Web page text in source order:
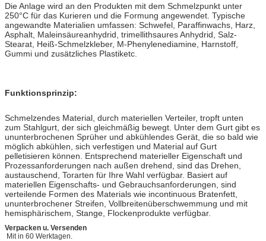
Die Anlage wird an den Produkten mit dem Schmelzpunkt unter
250°C für das Kurieren und die Formung angewendet. Typische
angewandte Materialien umfassen: Schwefel, Paraffinwachs, Harz,
Asphalt, Maleinsäureanhydrid, trimellithsaures Anhydrid, Salz-
Stearat, Heiß-Schmelzkleber, M-Phenylenediamine, Harnstoff,
Gummi und zusätzliches Plastiketc.
Funktionsprinzip:
Schmelzendes Material, durch materiellen Verteiler, tropft unten
zum Stahlgurt, der sich gleichmäßig bewegt. Unter dem Gurt gibt es
ununterbrochenen Sprüher und abkühlendes Gerät, die so bald wie
möglich abkühlen, sich verfestigen und Material auf Gurt
pelletisieren können. Entsprechend materieller Eigenschaft und
Prozessanforderungen nach außen drehend, sind das Drehen,
austauschend, Torarten für Ihre Wahl verfügbar. Basiert auf
materiellen Eigenschafts- und Gebrauchsanforderungen, sind
verteilende Formen des Materials wie incontinuous Bratenfett,
ununterbrochener Streifen, Vollbreitenüberschwemmung und mit
hemisphärischem, Stange, Flockenprodukte verfügbar.
Verpacken u. Versenden
Mit in 60 Werktagen.